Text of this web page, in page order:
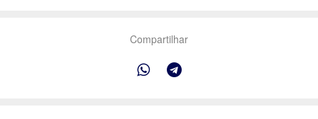
Compartilhar